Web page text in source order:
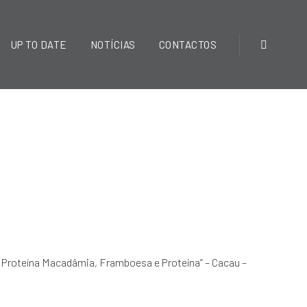
UP TO DATE NOTÍCIAS CONTACTOS
Macadâmia, Framboesa e Proteína” – Cacau –